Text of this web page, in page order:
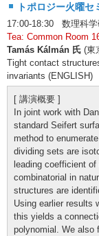
トポロジー火曜セ
17:00-18:30 数理科学
Tea: Common Room
Tamás Kálmán 氏 (東
Tight contact
invariants (ENGLISH)
[ 講演概要 ]
In joint work with
standard Seifert
method to
dividing sets are
leading coefficient of
combinatorial in
structures are
Using earlier results
this yields a
polynomial. We also